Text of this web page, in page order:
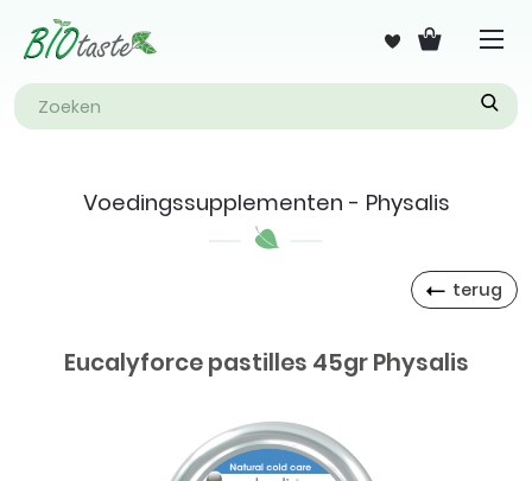
Voedingssupplementen - Physalis
terug
Eucalyforce pastilles 45gr Physalis